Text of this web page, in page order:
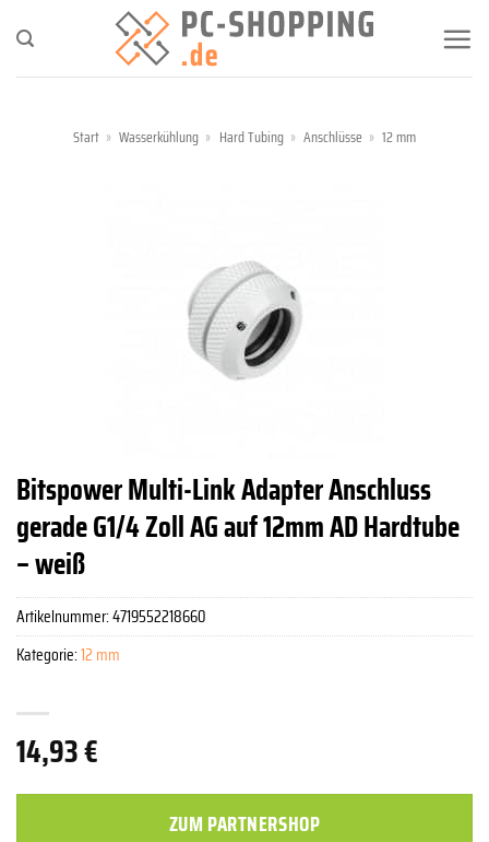
Inhalt
springen
Start » Wasserkühlung » Hard Tubing » Anschlüsse » 12 mm
Bitspower Multi-Link Adapter Anschluss
gerade G1/4 Zoll AG auf 12mm AD Hardtube
– weiß
14,93€
ZUM PARTNERSHOP
Artikelnummer:4719552218660
Kategorie:12 mm